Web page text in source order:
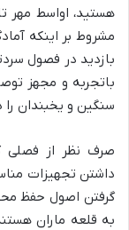
هستید، اواسط مهر
مشروط بر اینکه
بازدید در فصول
باتجربه و مجهز
سنگین و یخبندان را
صرف نظر از فصلی
داشتن تجهیزات
گرفتن اصول حفظ
به قلعه ماران